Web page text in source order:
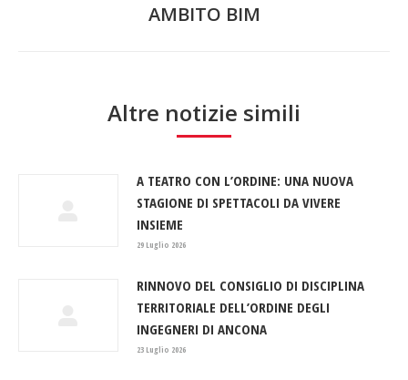
post:
AMBITO BIM
Altre notizie simili
A TEATRO CON L’ORDINE: UNA NUOVA
STAGIONE DI SPETTACOLI DA VIVERE
INSIEME
29 Luglio 2026
RINNOVO DEL CONSIGLIO DI DISCIPLINA
TERRITORIALE DELL’ORDINE DEGLI
INGEGNERI DI ANCONA
23 Luglio 2026